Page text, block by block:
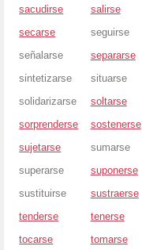
sacudirse
salirse
secarse
seguirse
señalarse
separarse
sintetizarse
situarse
solidarizarse
soltarse
sorprenderse
sostenerse
sujetarse
sumarse
superarse
suponerse
sustituirse
sustraerse
tenderse
tenerse
tocarse
tomarse